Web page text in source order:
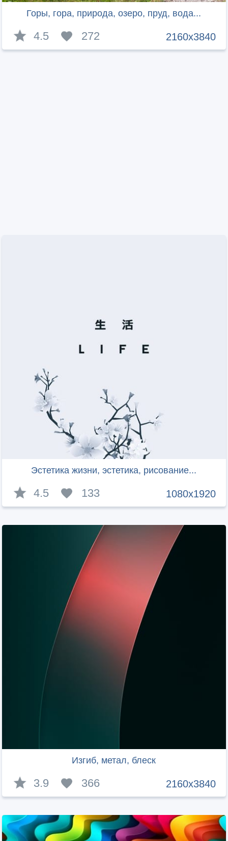
Горы, гора, природа, озеро, пруд, вода...
2160x3840
4.5 272
Эстетика жизни, эстетика, рисование...
1080x1920
4.5 133
Изгиб, метал, блеск
2160x3840
3.9 366